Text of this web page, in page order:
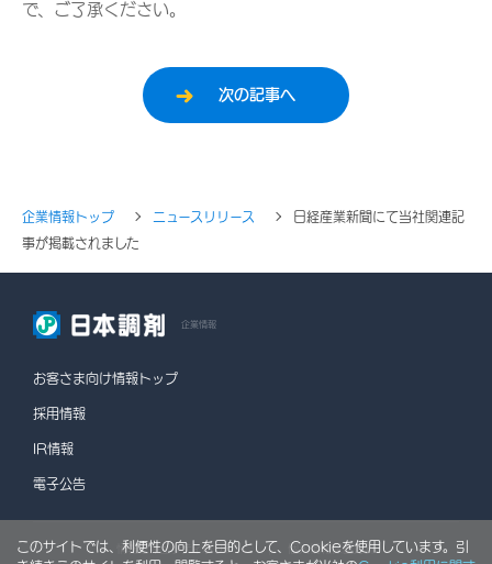
で、ご了承ください。
次の記事へ
企業情報トップ ニュースリリース
日経産業新聞にて当社関連記
事が掲載されました
企業情報
お客さま向け情報トップ
採用情報
IR情報
電子公告
情報セキュリティポリシー 個人情報保護方針
このサイトでは、利便性の向上を目的として、Cookieを使用しています。引